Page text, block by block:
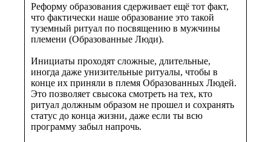
Реформу образования сдерживает ещё тот факт,
что фактически наше образование это такой
туземный ритуал по посвящению в мужчины
племени (Образованные Люди).
Инициаты проходят сложные, длительные,
иногда даже унизительные ритуалы, чтобы в
конце их приняли в племя Образованных Людей.
Это позволяет свысока смотреть на тех, кто
ритуал должным образом не прошел и сохранять
статус до конца жизни, даже если ты всю
программу забыл напрочь.